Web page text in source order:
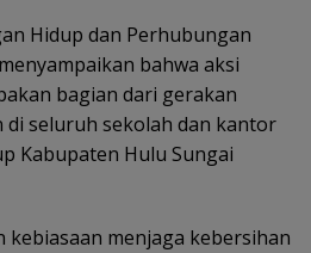
Hidup dan Perhubungan
bahwa aksi
bagian dari gerakan
seluruh sekolah dan kantor
Kabupaten Hulu Sungai
kebiasaan menjaga kebersihan